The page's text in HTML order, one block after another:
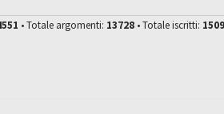
• Totale argomenti: 13728 • Totale iscritti: 1509